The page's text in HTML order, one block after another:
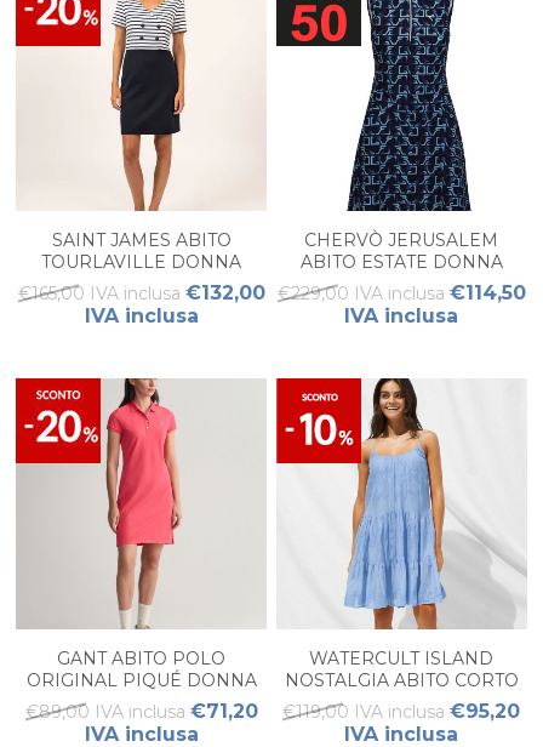
SAINT JAMES ABITO
TOURLAVILLE DONNA
€165,00 IVA inclusa €132,00
IVA inclusa
CHERVÒ JERUSALEM
ABITO ESTATE DONNA
€229,00 IVA inclusa €114,50
IVA inclusa
GANT ABITO POLO
ORIGINAL PIQUÉ DONNA
€89,00 IVA inclusa €71,20
IVA inclusa
WATERCULT ISLAND
NOSTALGIA ABITO CORTO
€119,00 IVA inclusa €95,20
IVA inclusa